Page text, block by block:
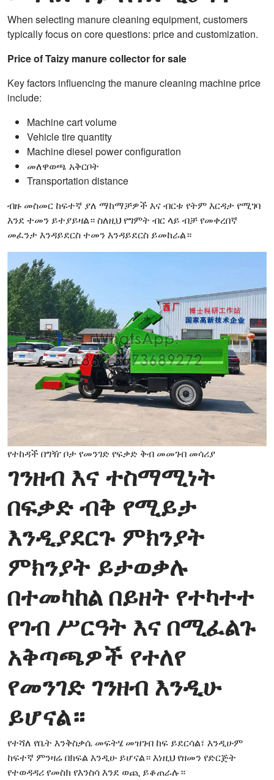
When selecting manure cleaning equipment, customers
typically focus on core questions: price and customization.
Price of Taizy manure collector for sale
Key factors influencing the manure cleaning machine price
include:
Machine cart volume
Vehicle tire quantity
Machine diesel power configuration
መለዋወጫ አቅርቦት
Transportation distance
ብዙ መስመር ከፍተኛ ያለ ማከማቻዎች እና ብርቱ የትም እርዳታ የሚገባ
እንደ ተመን ይተያይዛል። ስለዚህ የግምት ብር ላይ ብቻ የመቀረበኛ
መፈንታ እንዳይደርስ ተመን እንዳይደርስ ይመከራል።
የተከዳች በግዥ ቦታ የመንገድ የፍቃድ ቅብ መመገብ መሳሪያ
ገንዘብ እና ተስማሚነት
በፍቃድ ብቅ የሚይታ
እንዲያደርጉ ምክንያት
ምክንያት ይታወቃሉ
በተመካከል በይዘት የተካተተ
የገብ ሥርዓት እና በሚፈልጉ
አቅጣጫዎች የተለየ
የመንገድ ገንዘብ እንዲሁ
ይሆናል።
የተሻለ የቤት እንቅስቃሴ መፍትሄ መዝገብ ከፍ ይደርሳል፣ እንዲሁም
ከፍተኛ ምንዛሬ በክፍል እንዲሁ ይሆናል። እነዚህ የዘመን የድርጅት
የተወዳዳሪ የመስክ የእንስሳ እንደ ወጪ ይቆጠራሉ።